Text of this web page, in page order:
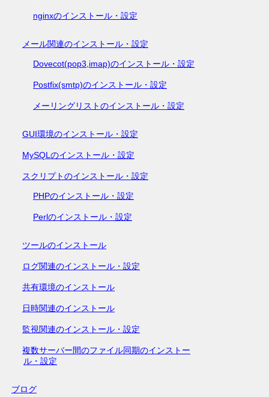
nginxのインストール・設定
メール関連のインストール・設定
Dovecot(pop3,imap)のインストール・設定
Postfix(smtp)のインストール・設定
メーリングリストのインストール・設定
GUI環境のインストール・設定
MySQLのインストール・設定
スクリプトのインストール・設定
PHPのインストール・設定
Perlのインストール・設定
ツールのインストール
ログ関連のインストール・設定
共有環境のインストール
日時関連のインストール
監視関連のインストール・設定
複数サーバー間のファイル同期のインストー
ル・設定
ブログ